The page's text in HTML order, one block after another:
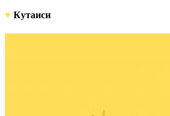
♥ Кутаиси